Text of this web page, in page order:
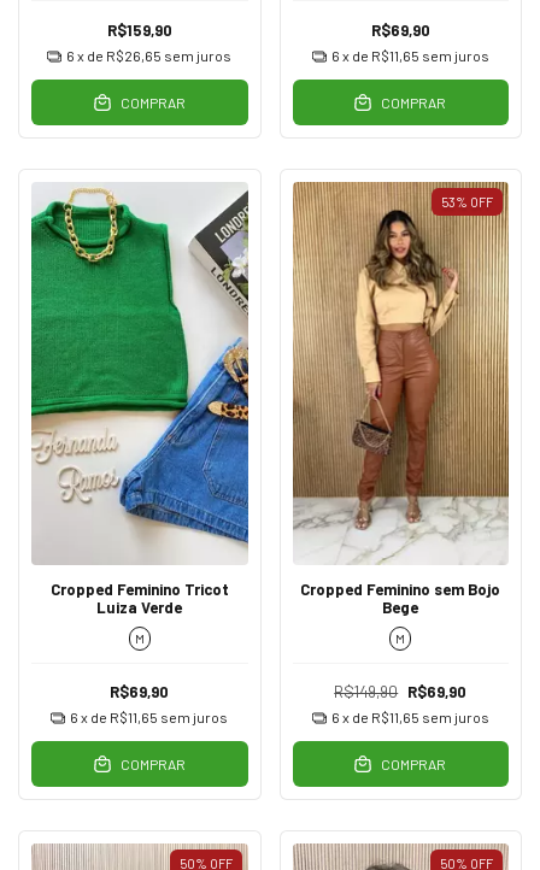
R$159,90
6 x de R$26,65 sem juros
COMPRAR
R$69,90
6 x de R$11,65 sem juros
COMPRAR
Cropped Feminino Tricot
Luiza Verde
M
R$69,90
6 x de R$11,65 sem juros
COMPRAR
53% OFF
Cropped Feminino sem Bojo
Bege
M
R$149,90 R$69,90
6 x de R$11,65 sem juros
COMPRAR
50% OFF 50% OFF